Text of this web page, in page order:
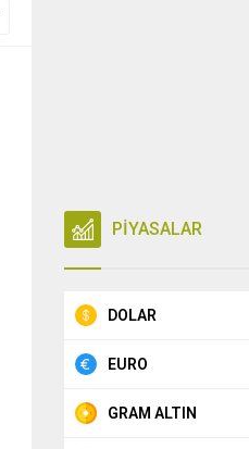
PİYASALAR
DOLAR
EURO
GRAM ALTIN